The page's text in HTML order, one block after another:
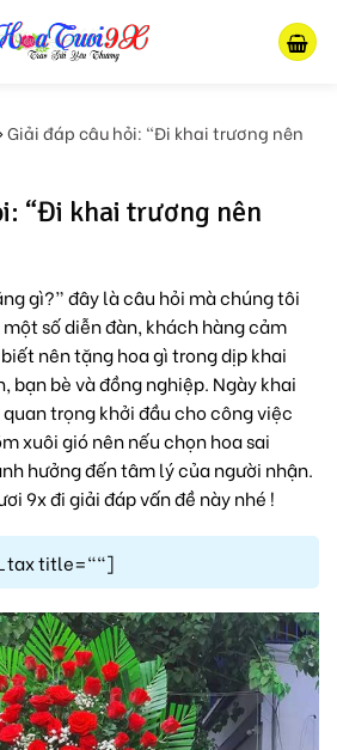
Giải đáp câu hỏi: “Đi khai trương nên
“Đi khai trương nên
gì?” đây là câu hỏi mà chúng tôi
số diễn đàn, khách hàng cảm
nên tặng hoa gì trong dịp khai
bạn bè và đồng nghiệp. Ngày khai
trọng khởi đầu cho công việc
xuôi gió nên nếu chọn hoa sai
hưởng đến tâm lý của người nhận.
9x đi giải đáp vấn đề này nhé !
title=""]